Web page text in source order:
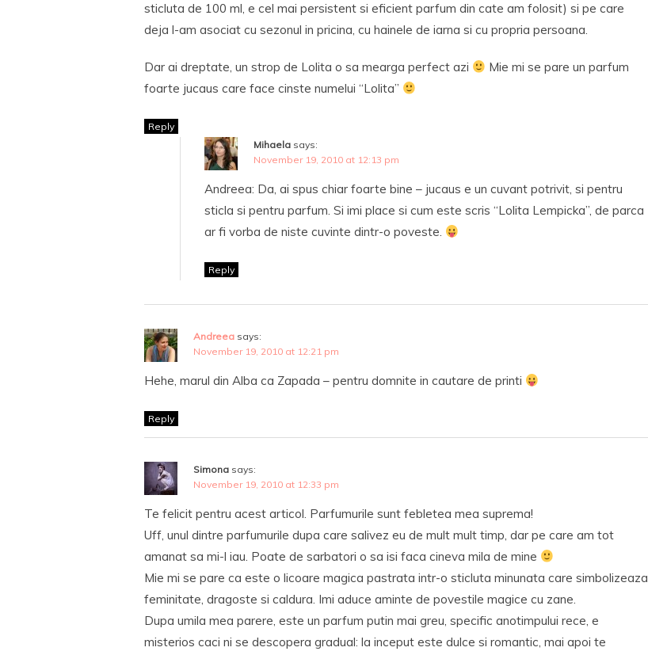
sticluta de 100 ml, e cel mai persistent si eficient parfum din cate am folosit) si pe care
deja l-am asociat cu sezonul in pricina, cu hainele de iarna si cu propria persoana.
Dar ai dreptate, un strop de Lolita o sa mearga perfect azi
Mie mi se pare un parfum
foarte jucaus care face cinste numelui “Lolita”
Reply
Mihaela says:
November 19, 2010 at 12:13 pm
Andreea: Da, ai spus chiar foarte bine – jucaus e un cuvant potrivit, si pentru
sticla si pentru parfum. Si imi place si cum este scris “Lolita Lempicka”, de parca
ar fi vorba de niste cuvinte dintr-o poveste.
Reply
Andreea says:
November 19, 2010 at 12:21 pm
Hehe, marul din Alba ca Zapada – pentru domnite in cautare de printi
Reply
Simona says:
November 19, 2010 at 12:33 pm
Te felicit pentru acest articol. Parfumurile sunt febletea mea suprema!
Uff, unul dintre parfumurile dupa care salivez eu de mult mult timp, dar pe care am tot
amanat sa mi-l iau. Poate de sarbatori o sa isi faca cineva mila de mine
Mie mi se pare ca este o licoare magica pastrata intr-o sticluta minunata care simbolizeaza
feminitate, dragoste si caldura. Imi aduce aminte de povestile magice cu zane.
Dupa umila mea parere, este un parfum putin mai greu, specific anotimpului rece, e
misterios caci ni se descopera gradual: la inceput este dulce si romantic, mai apoi te